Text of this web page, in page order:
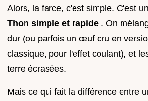
Alors, la farce, c'est simple. C'est
Thon simple et rapide . On
dur (ou parfois un œuf cru en
classique, pour l'effet coulant), et
terre écrasées.
Mais ce qui fait la différence entre